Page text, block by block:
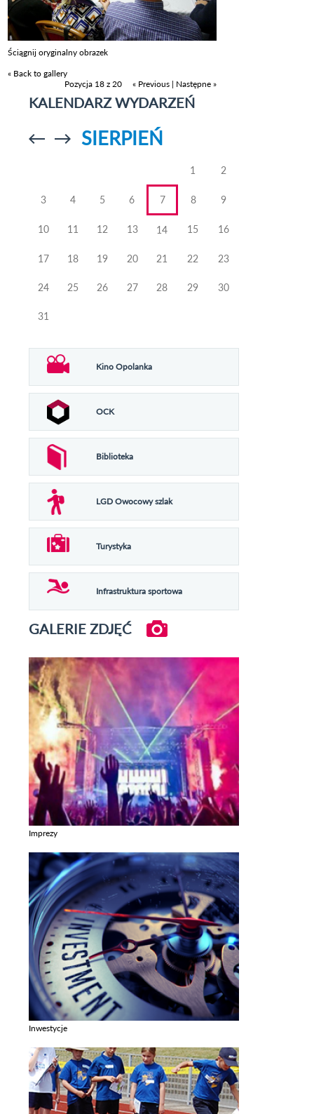
Ściągnij oryginalny obrazek
« Back to gallery
Pozycja 18 z 20
« Previous | Następne »
KALENDARZ WYDARZEŃ
Przejdź doPrzejdź do
SIERPIEŃ
1 2
3 4 5 6 7 8 9
10 11 12 13 14 15 16
17 18 19 20 21 22 23
24 25 26 27 28 29 30
31
Kino Opolanka
OCK
Biblioteka
LGD Owocowy szlak
Turystyka
Infrastruktura sportowa
GALERIE ZDJĘĆ
Imprezy
Inwestycje